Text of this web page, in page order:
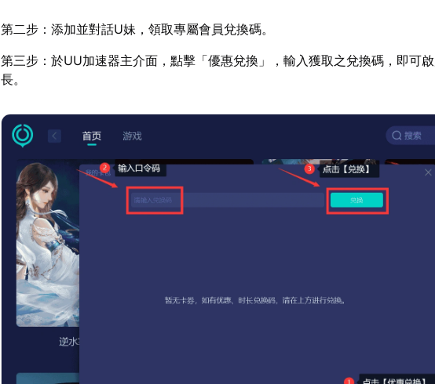
第二步：添加並對話U妹，領取專屬會員兌換碼。
第三步：於UU加速器主介面，點擊「優惠兌換」，輸入獲取之兌換碼，即可
長。